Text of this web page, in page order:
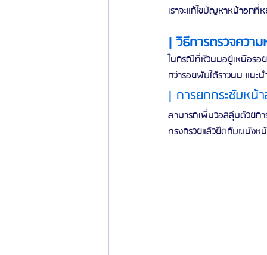
เราจะแก้ไขปัญหาหน้าอก
| วิธีการตรวจควา
ในกรณีที่หัวนมอยู่เหนือรอ
กว่ารอยพับใต้ราวนม แนะ
| การยกกระชับหน้
สามารถเพิ่มวอลลุ่มด้วยกา
ทรงกรวยแล้วยึดกับผนังห